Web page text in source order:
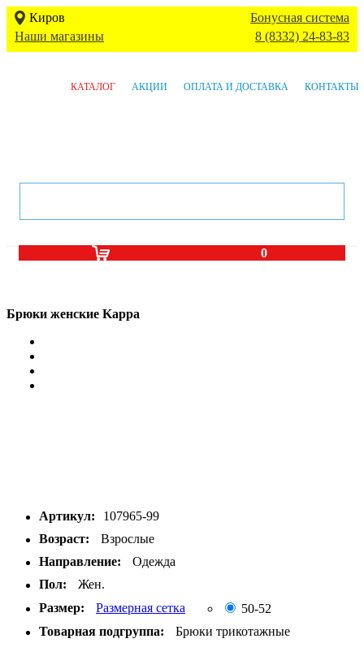
Киров
Наши магазины
Бонусная система
8 (8332) 24-83-83
КАТАЛОГ АКЦИИ ОПЛАТА И ДОСТАВКА КОНТАКТЫ
0
Брюки женские Kappa
Артикул:
107965-99
Возраст:
Взрослые
Направление:
Одежда
Пол:
Жен.
Размер:
Размерная сетка
50-52
Товарная подгруппа:
Брюки трикотажные